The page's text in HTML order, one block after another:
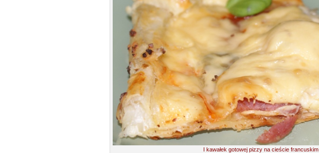
I kawałek gotowej pizzy na cieście francuskim